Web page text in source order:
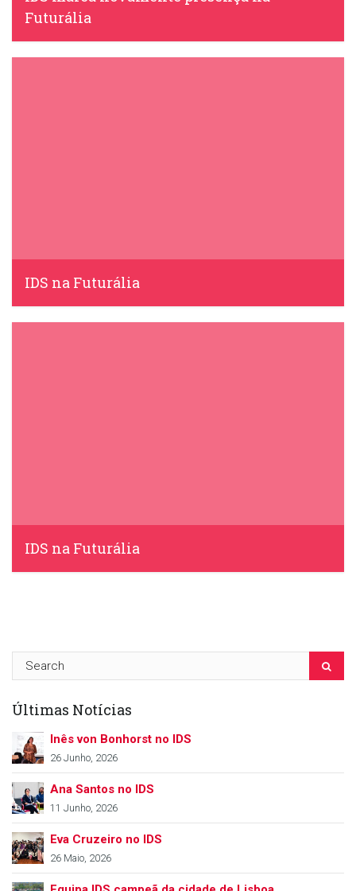
Futurália
IDS, 4 Abril, 2017
IDS na Futurália
IDS, 21 Março, 2016
IDS na Futurália
Últimas Notícias
Inês von Bonhorst no IDS
26 Junho, 2026
Ana Santos no IDS
11 Junho, 2026
Eva Cruzeiro no IDS
26 Maio, 2026